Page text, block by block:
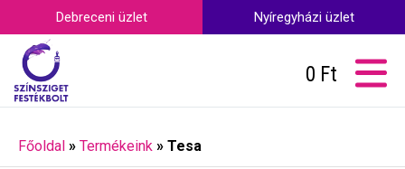
Debreceni üzlet Nyíregyházi üzlet
0 Ft
Főoldal » Termékeink » Tesa